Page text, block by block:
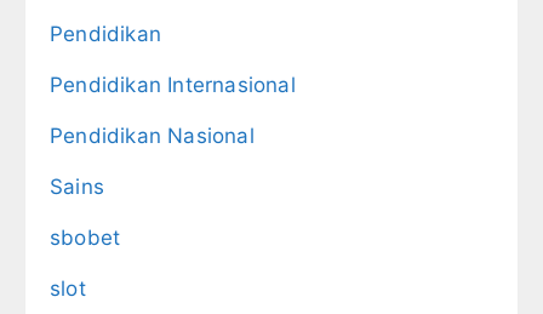
Pendidikan
Pendidikan Internasional
Pendidikan Nasional
Sains
sbobet
slot